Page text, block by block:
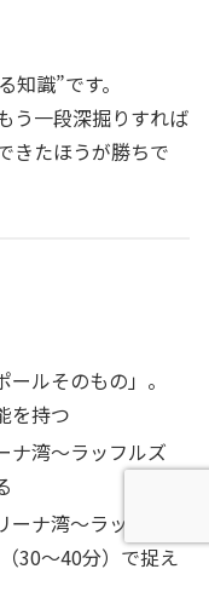
識”です。
う一段深掘りすれば
きたほうが勝ちで
ルそのもの」。
を持つ
ナ湾〜ラッフルズ
ナ湾〜ラッフル
30〜40分）で捉え